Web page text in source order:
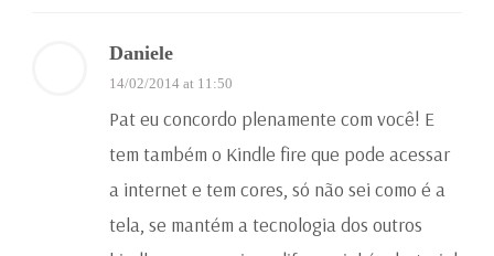
Daniele
14/02/2014 at 11:50
Pat eu concordo plenamente com você! E
tem também o Kindle fire que pode acessar
a internet e tem cores, só não sei como é a
tela, se mantém a tecnologia dos outros